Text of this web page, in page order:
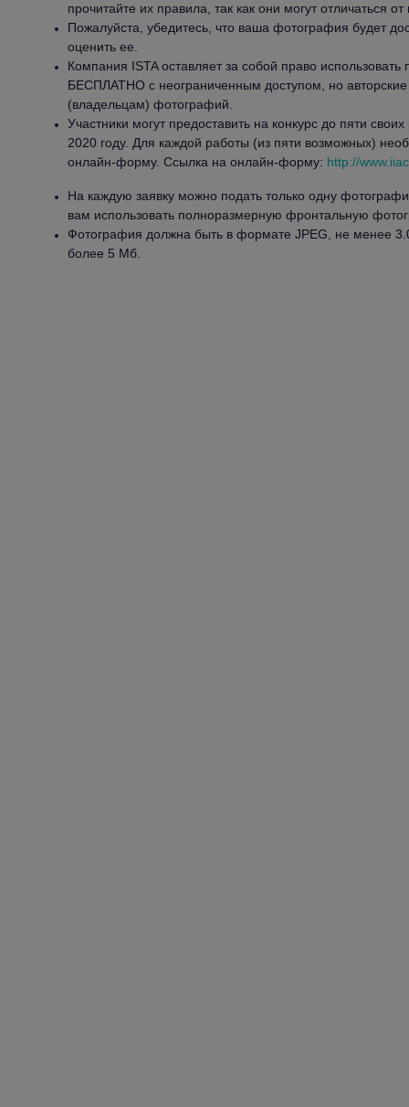
прочитайте их правила, так как они могут отличаться
Пожалуйста, убедитесь, что ваша фотография будет
оценить ее.
Компания ISTA оставляет за собой право
БЕСПЛАТНО с неограниченным доступом, но
(владельцам) фотографий.
Участники могут предоставить на конкурс до пяти
2020 году. Для каждой работы (из пяти возможных)
онлайн-форму. Ссылка на онлайн-форму: http://
На каждую заявку можно подать только одну
вам использовать полноразмерную фронтальную
Фотография должна быть в формате JPEG, не менее
более 5 Мб.